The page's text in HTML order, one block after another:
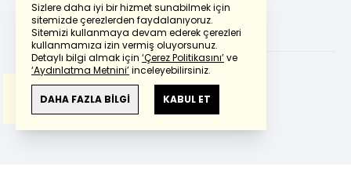
Sizlere daha iyi bir hizmet sunabilmek için
sitemizde çerezlerden faydalanıyoruz.
Sitemizi kullanmaya devam ederek çerezleri
kullanmamıza izin vermiş oluyorsunuz.
Detaylı bilgi almak için ‘Çerez Politikasını’ve
‘Aydınlatma Metnini’inceleyebilirsiniz.
DAHA FAZLA BİLGİ KABUL ET
Powered by Translate
Bu çevirideGoogle Transletekullanılmıştır.
Anlam ve çeviri hatalarından
haberturk.com
sorumlu değildir.